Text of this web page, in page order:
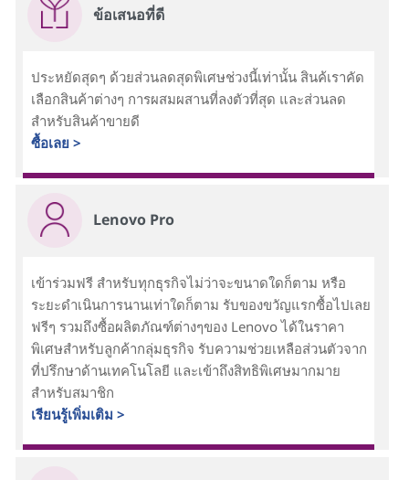
ข้อเสนอที่ดี
ประหยัดสุดๆ ด้วยส่วนลดสุดพิเศษช่วงนี้เท่านั้น สินค้เราคัด
เลือกสินค้าต่างๆ การผสมผสานที่ลงตัวที่สุด และส่วนลด
สำหรับสินค้าขายดี
ซื้อเลย >
Lenovo Pro
เข้าร่วมฟรี สำหรับทุกธุรกิจไม่ว่าจะขนาดใดก็ตาม หรือ
ระยะดำเนินการนานเท่าใดก็ตาม รับของขวัญแรกซื้อไปเลย
ฟรีๆ รวมถึงซื้อผลิตภัณฑ์ต่างๆของ Lenovo ได้ในราคา
พิเศษสำหรับลูกค้ากลุ่มธุรกิจ รับความช่วยเหลือส่วนตัวจาก
ที่ปรึกษาด้านเทคโนโลยี และเข้าถึงสิทธิพิเศษมากมาย
สำหรับสมาชิก
เรียนรู้เพิ่มเติม >